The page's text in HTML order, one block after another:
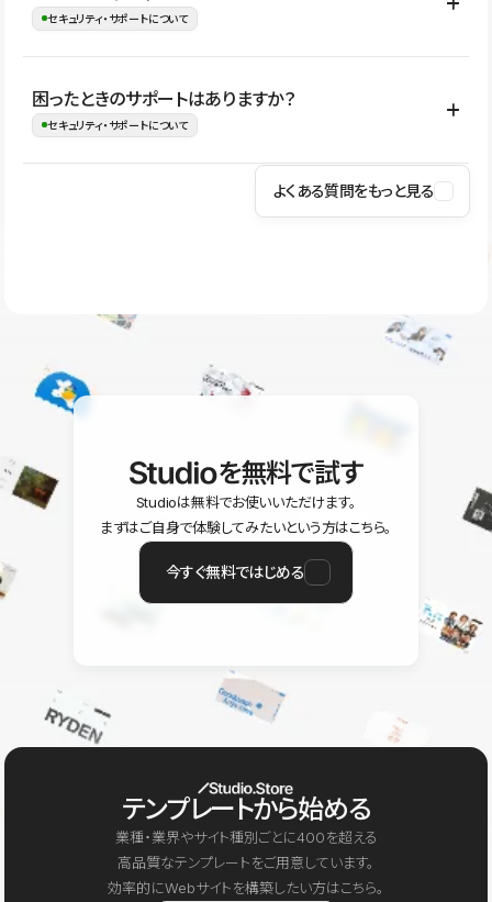
ことで、デザインを崩しにくい状態で運用できます。 さらにコン
ながらレイアウトに影響を与えずに更新作業を進めやすくなりま
す。
セキュリティ・サポートについて
Studioでは、公開サイトやサービスを安全に利用できるよう、通信
の暗号化、データ保護、アクセス管理、脆弱性対策など、複数の観
はSSL/TLSによる通信暗号化に対応しており、悪質なスクリプトの
困ったときのサポートはありますか？
セキュリティ・サポートについて
操作方法や機能については、ヘルプセンターでご確認いただけま
ユーザー同士で質問・相談できるコミュニティもご利用ください。
よくある質問をもっと見る
を無料で試す
Studioは無料でお使いいただけます。
まずはご自身で体験してみたいという方はこちら。
今すぐ無料ではじめる
テンプレートから始める
業種・業界やサイト種別ごとに400を超える
高品質なテンプレートをご用意しています。
効率的にWebサイトを構築したい方はこちら。